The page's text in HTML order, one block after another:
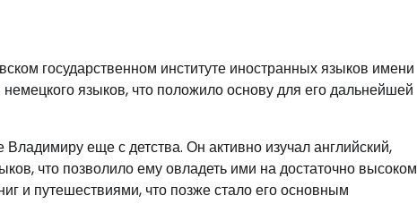
государственном институте иностранных языков имени
языков, что положило основу для его дальнейшей
еще с детства. Он активно изучал английский,
что позволило ему овладеть ими на достаточно высоком
и путешествиями, что позже стало его основным